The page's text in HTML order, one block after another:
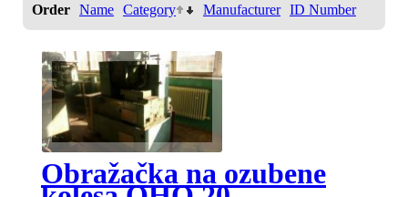
Order Name Category Manufacturer ID Number
Obražačka na ozubene